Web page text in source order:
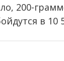
200-
в 10